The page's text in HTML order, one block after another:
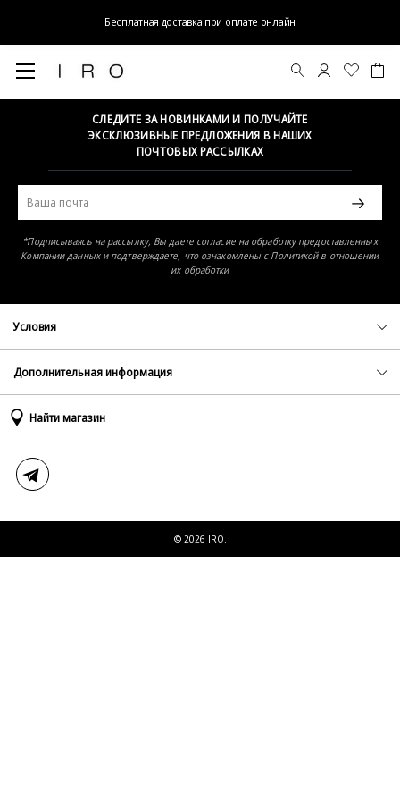
Бесплатная доставка при оплате онлайн
Элемент не найден
СЛЕДИТЕ ЗА НОВИНКАМИ И ПОЛУЧАЙТЕ
ЭКСКЛЮЗИВНЫЕ ПРЕДЛОЖЕНИЯ В НАШИХ
ПОЧТОВЫХ РАССЫЛКАХ
*Подписываясь на рассылку, Вы даете согласие на обработку предоставленных
Компании данных и подтверждаете, что ознакомлены с Политикой в отношении
их обработки
Условия
Политика конфиденциальности
Оферта
Дополнительная информация
Доставка и оплата
Таблица размеров
Найти магазин
© 2026 IRO.